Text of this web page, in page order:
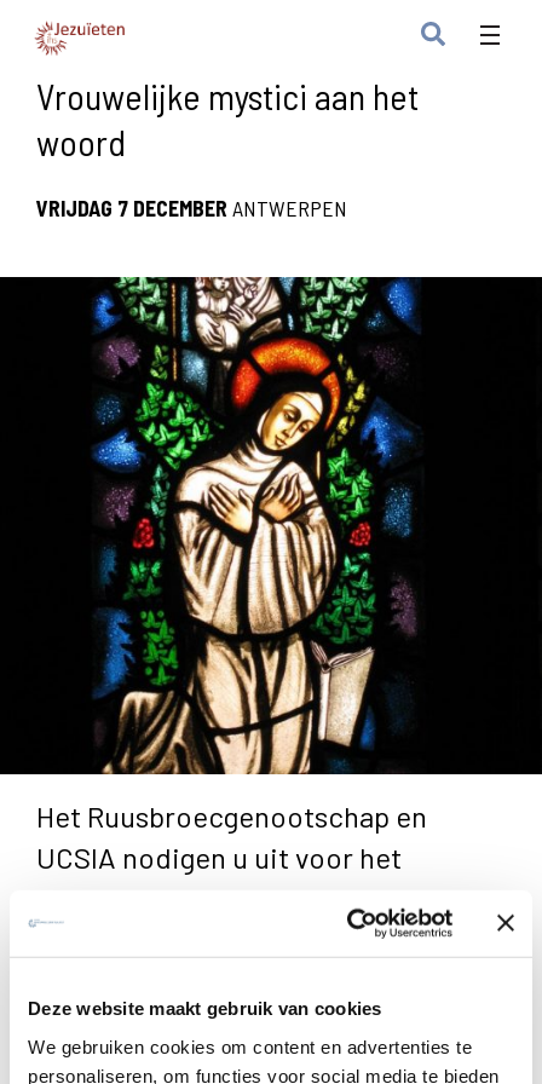
Deze website maakt gebruik van cookies
We gebruiken cookies om content en advertenties te
personaliseren, om functies voor social media te bieden
Vrouwelijke mystici aan het
woord
VRIJDAG 7 DECEMBER ANTWERPEN
Het Ruusbroecgenootschap en
UCSIA nodigen u uit voor het
“En zoals een vis, die zwemt in de onmetelijke ruimte van
onverschrokken vliegt in de hoge lucht, precies zo beleeft